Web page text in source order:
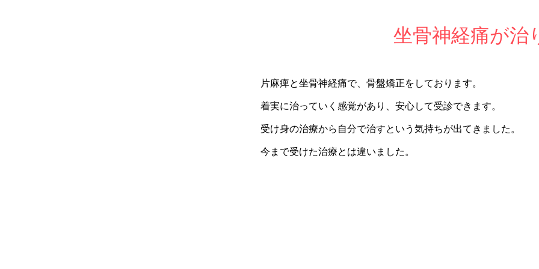
坐骨神経痛が治
片麻痺と坐骨神経痛で、骨盤矯正をしております。
着実に治っていく感覚があり、安心して受診できます。
受け身の治療から自分で治すという気持ちが出てきました。
今まで受けた治療とは違いました。